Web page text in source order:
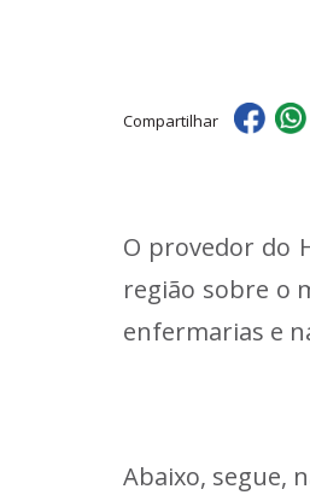
Compartilhar
O provedor do
região sobre o
enfermarias e
Abaixo, segue,